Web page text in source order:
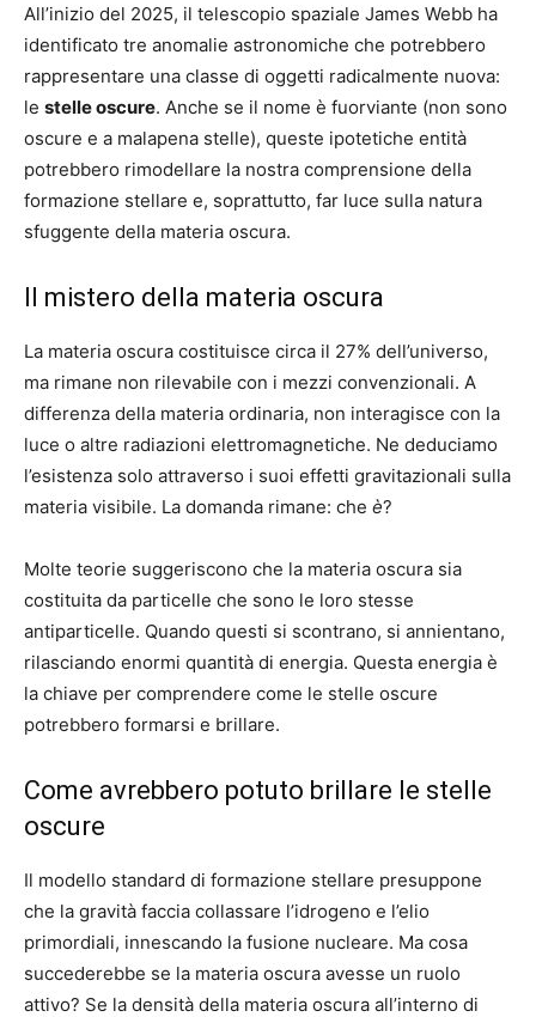
All’inizio del 2025, il telescopio spaziale James Webb ha
identificato tre anomalie astronomiche che potrebbero
rappresentare una classe di oggetti radicalmente nuova:
le stelle oscure. Anche se il nome è fuorviante (non sono
oscure e a malapena stelle), queste ipotetiche entità
potrebbero rimodellare la nostra comprensione della
formazione stellare e, soprattutto, far luce sulla natura
sfuggente della materia oscura.
Il mistero della materia oscura
La materia oscura costituisce circa il 27% dell’universo,
ma rimane non rilevabile con i mezzi convenzionali. A
differenza della materia ordinaria, non interagisce con la
luce o altre radiazioni elettromagnetiche. Ne deduciamo
l’esistenza solo attraverso i suoi effetti gravitazionali sulla
materia visibile. La domanda rimane: che è?
Molte teorie suggeriscono che la materia oscura sia
costituita da particelle che sono le loro stesse
antiparticelle. Quando questi si scontrano, si annientano,
rilasciando enormi quantità di energia. Questa energia è
la chiave per comprendere come le stelle oscure
potrebbero formarsi e brillare.
Come avrebbero potuto brillare le stelle
oscure
Il modello standard di formazione stellare presuppone
che la gravità faccia collassare l’idrogeno e l’elio
primordiali, innescando la fusione nucleare. Ma cosa
succederebbe se la materia oscura avesse un ruolo
attivo? Se la densità della materia oscura all’interno di